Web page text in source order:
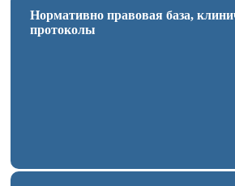
Нормативно правовая база,
протоколы